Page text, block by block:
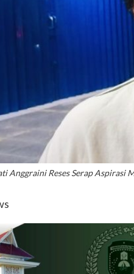
Anggraini Reses Serap